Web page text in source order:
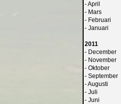
-April
- Mars
- Februari
- Januari
2011
- December
- November
- Oktober
- September
-Augusti
- Juli
- Juni